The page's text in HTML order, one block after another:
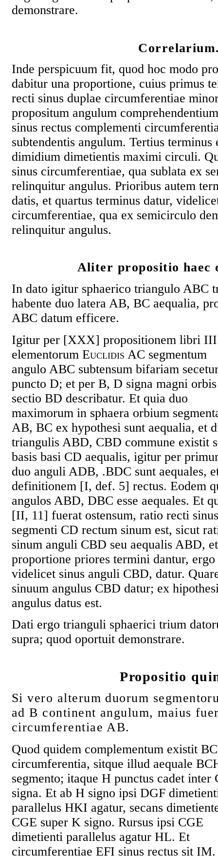
demonstrare.
Inde perspicuum fit, quod hoc modo
dabitur una proportione, cuius primus
recti sinus duplae circumferentiae
propositum angulum
sinus rectus complementi
subtendentis angulum. Tertius terminus
dimidium dimetientis maximi circuli.
sinus circumferentiae, qua sublata ex
relinquitur angulus. Prioribus autem
datis, et quartus terminus datur,
circumferentiae, qua ex semicirculo
relinquitur angulus.
Aliter propositio haec
In dato igitur sphaerico triangulo ABC
habente duo latera AB, BC aequalia,
ABC datum efficere.
Igitur per [XXX] propositionem libri III
elementorum Euclidis AC segmentum
angulo ABC subtensum bifariam
puncto D; et per B, D signa magni orbis
sectio BD describatur. Et quia duo
maximorum in sphaera orbium
AB, BC ex hypothesi sunt aequalia, et
triangulis ABD, CBD commune existit
basis basi CD aequalis, igitur per
duo anguli ADB, .BDC sunt aequales,
definitionem [I, def. 5] rectus. Eodem
angulos ABD, DBC esse aequales. Et
[II, 11] fuerat ostensum, ratio recti
segmenti CD rectum sinum est, sicut
sinum anguli CBD seu aequalis ABD,
proportione priores termini dantur, ergo
videlicet sinus anguli CBD, datur.
sinuum angulus CBD datur; ex
angulus datus est.
Dati ergo trianguli sphaerici trium
supra; quod oportuit demonstrare.
Propositio
Si vero alterum duorum
ad B continent angulum, maius
circumferentiae AB.
Quod quidem complementum existit BC
circumferentia, sitque illud aequale
segmento; itaque H punctus cadet inter
signa. Et ab H signo ipsi DGF
parallelus HKI agatur, secans
CGE super K signo. Rursus ipsi CGE
dimetienti parallelus agatur HL. Et
circumferentiae EFI sinus rectus sit IM.